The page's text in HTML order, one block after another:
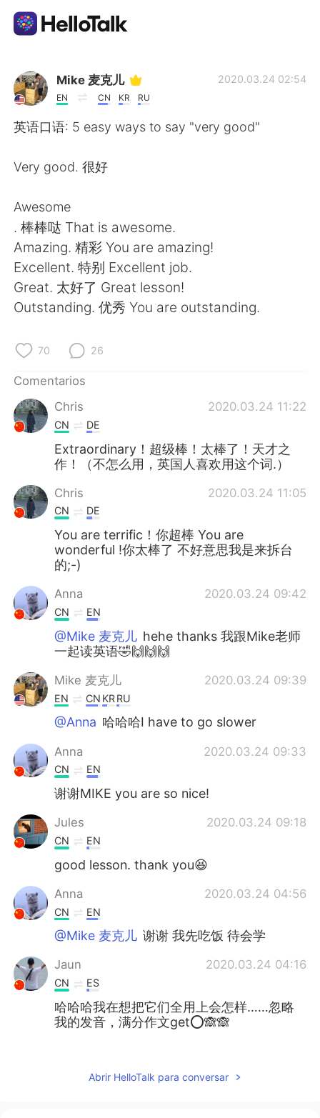
Aplicación de intercambio de idiomas
AI Grammar Checker
繁體中文 العربية
Français Deutsch
Русский
Indonesia
Türkçe
Português
Mike 麦克儿
EN CN KR RU
2020.03.24 02:54
英语口语: 5 easy ways to say "very good"
Very good. 很好
Awesome
. 棒棒哒 That is awesome.
Amazing. 精彩 You are amazing!
Excellent. 特别 Excellent job.
Great. 太好了 Great lesson!
Outstanding. 优秀 You are outstanding.
70 26
Comentarios
Chris
2020.03.24 11:22
CN DE
Extraordinary！超级棒！太棒了！天才之
作！（不怎么用，英国人喜欢用这个词.）
Chris 2020.03.24 11:05
CN DE
You are terrific！你超棒 You are
wonderful !你太棒了 不好意思我是来拆台
的;-)
Anna 2020.03.24 09:42
CN EN
@Mike 麦克儿 hehe thanks 我跟Mike老师
一起读英语🤣🙌🙌🙌
Mike 麦克儿 2020.03.24 09:39
EN CN KRRU
@Anna 哈哈哈I have to go slower
Anna 2020.03.24 09:33
CN EN
谢谢MIKE you are so nice!
Jules 2020.03.24 09:18
CN EN
good lesson. thank you😆
Anna 2020.03.24 04:56
CN EN
@Mike 麦克儿 谢谢 我先吃饭 待会学
Jaun 2020.03.24 04:16
CN ES
哈哈哈我在想把它们全用上会怎样……忽略
我的发音，满分作文get⭕🙈🙈
Abrir HelloTalk para conversar